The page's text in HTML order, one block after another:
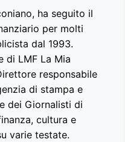
ha seguito il
per molti
dal 1993.
di LMF La Mia
responsabile
di stampa e
dei Giornalisti di
cultura e
varie testate.